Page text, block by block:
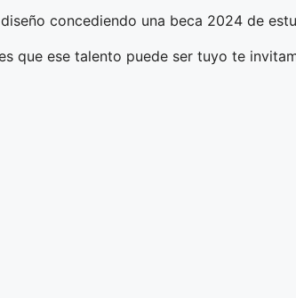
concediendo una beca 2024 de
que ese talento puede ser tuyo te